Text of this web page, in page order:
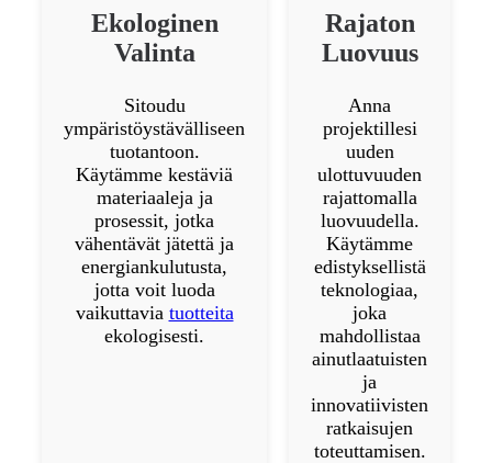
Ekologinen
Valinta
Sitoudu
ympäristöystävälliseen
tuotantoon.
Käytämme kestäviä
materiaaleja ja
prosessit, jotka
vähentävät jätettä ja
energiankulutusta,
jotta voit luoda
vaikuttavia tuotteita
ekologisesti.
Rajaton
Luovuus
Anna
projektillesi
uuden
ulottuvuuden
rajattomalla
luovuudella.
Käytämme
edistyksellistä
teknologiaa,
joka
mahdollistaa
ainutlaatuisten
ja
innovatiivisten
ratkaisujen
toteuttamisen.